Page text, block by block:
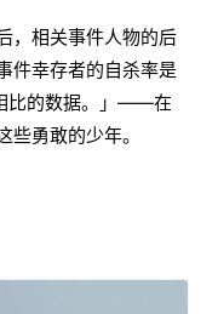
，相关事件人物的后
件幸存者的自杀率是
比的数据。」——在
勇敢的少年。